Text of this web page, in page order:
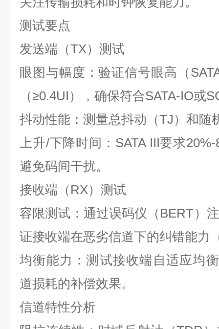
测试要点
发送端（TX）测试
眼图与幅度：验证信号眼高（
（≥0.4UI ），确保符合SATA-IO或
抖动性能：测量总抖动（TJ ）和随
上升/下降时间： SATA III要求20%-
避免码间干扰。
接收端（ RX）测试
容限测试：通过误码仪（ BERT）
证接收端在恶劣信道下的纠错能力
均衡能力：测试接收端自适应均
道损耗的补偿效果。
信道特性分析